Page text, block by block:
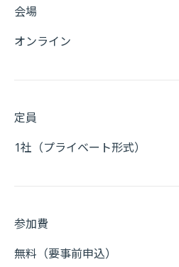
会場
オンライン
定員
1社（プライベート形式）
参加費
無料（要事前申込）